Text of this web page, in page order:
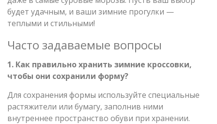
будет удачным, и ваши зимние прогулки —
теплыми и стильными!
Часто задаваемые вопросы
1. Как правильно хранить зимние кроссовки,
чтобы они сохранили форму?
Для сохранения формы используйте специальные
растяжители или бумагу, заполнив ними
внутреннее пространство обуви при хранении.